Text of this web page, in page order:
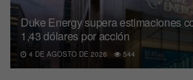
Duke Energy supera estimaciones
1,43 dólares por acción
4 DE AGOSTO DE 2026 544